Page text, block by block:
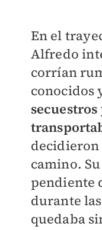
En el
Alfredo
corrían
conocidos
camino.
pendiente
durante
quedaba